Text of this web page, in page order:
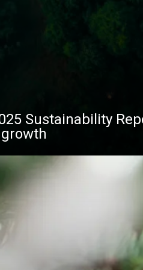
Sustainability